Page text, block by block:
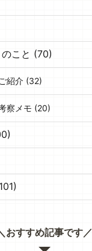
こと (70)
紹介 (32)
察メモ (20)
おすすめ記事です／